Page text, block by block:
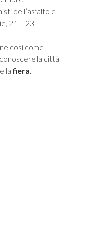
dell’asfalto e
21 – 23
così come
la città
fiera.